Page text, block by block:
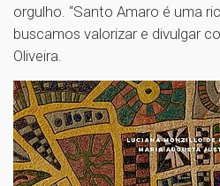
orgulho. “Santo Amaro é uma
buscamos valorizar e divulgar
Oliveira.